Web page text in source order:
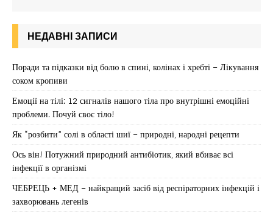
НЕДАВНІ ЗАПИСИ
Поради та підказки від болю в спині, колінах і хребті – Лікування
соком кропиви
Емоції на тілі: 12 сигналів нашого тіла про внутрішні емоційні
проблеми. Почуй своє тіло!
Як “розбити” солі в області шиї – природні, народні рецепти
Ось він! Потужний природний антибіотик, який вбиває всі
інфекції в організмі
ЧЕБРЕЦЬ + МЕД – найкращий засіб від респіраторних інфекцій і
захворювань легенів